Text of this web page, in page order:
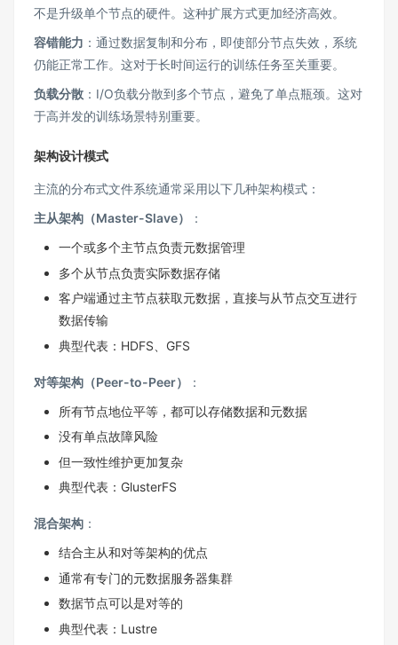
不是升级单个节点的硬件。这种扩展方式更加经济高效。
容错能力 ：通过数据复制和分布，即使部分节点失效，系统
仍能正常工作。这对于长时间运行的训练任务至关重要。
负载分散 ：I/O负载分散到多个节点，避免了单点瓶颈。这对
于高并发的训练场景特别重要。
架构设计模式
主流的分布式文件系统通常采用以下几种架构模式：
主从架构（Master-Slave）
：
一个或多个主节点负责元数据管理
多个从节点负责实际数据存储
客户端通过主节点获取元数据，直接与从节点交互进行
数据传输
典型代表：HDFS、GFS
对等架构（Peer-to-Peer）
：
所有节点地位平等，都可以存储数据和元数据
没有单点故障风险
但一致性维护更加复杂
典型代表：GlusterFS
混合架构 ：
结合主从和对等架构的优点
通常有专门的元数据服务器集群
数据节点可以是对等的
典型代表：Lustre